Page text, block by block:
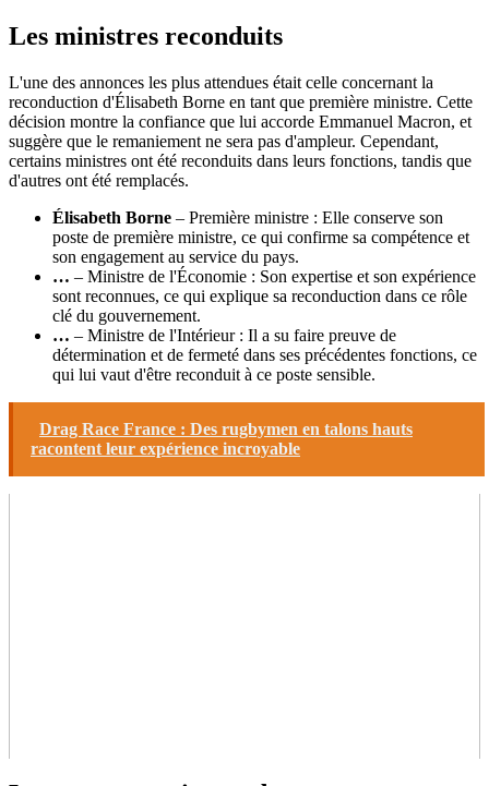
Les ministres reconduits
L'une des annonces les plus attendues était celle concernant la
reconduction d'Élisabeth Borne en tant que première ministre. Cette
décision montre la confiance que lui accorde Emmanuel Macron, et
suggère que le remaniement ne sera pas d'ampleur. Cependant,
certains ministres ont été reconduits dans leurs fonctions, tandis que
d'autres ont été remplacés.
Élisabeth Borne – Première ministre : Elle conserve son
poste de première ministre, ce qui confirme sa compétence et
son engagement au service du pays.
… – Ministre de l'Économie : Son expertise et son expérience
sont reconnues, ce qui explique sa reconduction dans ce rôle
clé du gouvernement.
… – Ministre de l'Intérieur : Il a su faire preuve de
détermination et de fermeté dans ses précédentes fonctions, ce
qui lui vaut d'être reconduit à ce poste sensible.
Drag Race France : Des rugbymen en talons hauts
racontent leur expérience incroyable